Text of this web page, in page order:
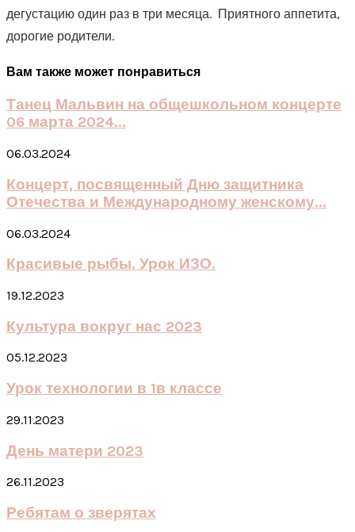
дегустацию один раз в три месяца. Приятного аппетита,
дорогие родители.
Вам также может понравиться
Танец Мальвин на общешкольном концерте
06 марта 2024...
06.03.2024
Концерт, посвященный Дню защитника
Отечества и Международному женскому...
06.03.2024
Красивые рыбы. Урок ИЗО.
19.12.2023
Культура вокруг нас 2023
05.12.2023
Урок технологии в 1в классе
29.11.2023
День матери 2023
26.11.2023
Ребятам о зверятах